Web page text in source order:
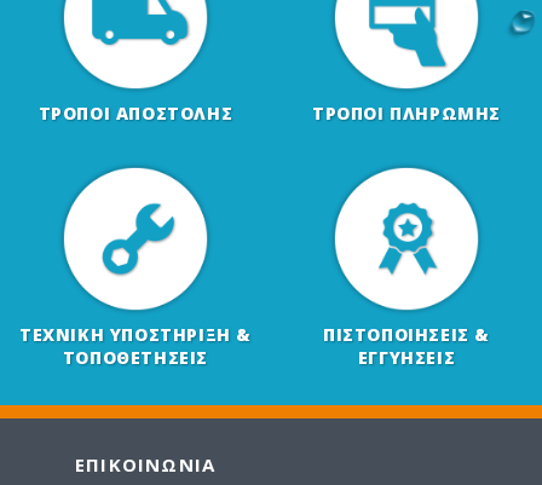
ΤΡΟΠΟΙ ΑΠΟΣΤΟΛΗΣ ΤΡΟΠΟΙ ΠΛΗΡΩΜΗΣ
ΤΕΧΝΙΚΗ ΥΠΟΣΤΗΡΙΞΗ &
ΤΟΠΟΘΕΤΗΣΕΙΣ
ΠΙΣΤΟΠΟΙΗΣΕΙΣ &
ΕΓΓΥΗΣΕΙΣ
ΕΠΙΚΟΙΝΩΝΙΑ